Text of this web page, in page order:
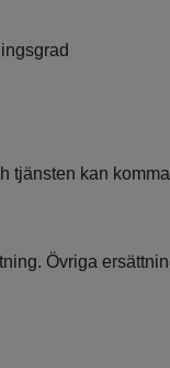
tjänsten kan
Övriga